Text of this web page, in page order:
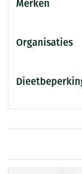
Merken
Organisaties